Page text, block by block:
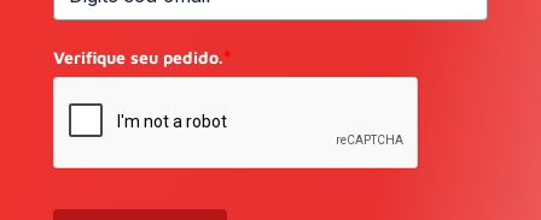
Verifique seu pedido.*